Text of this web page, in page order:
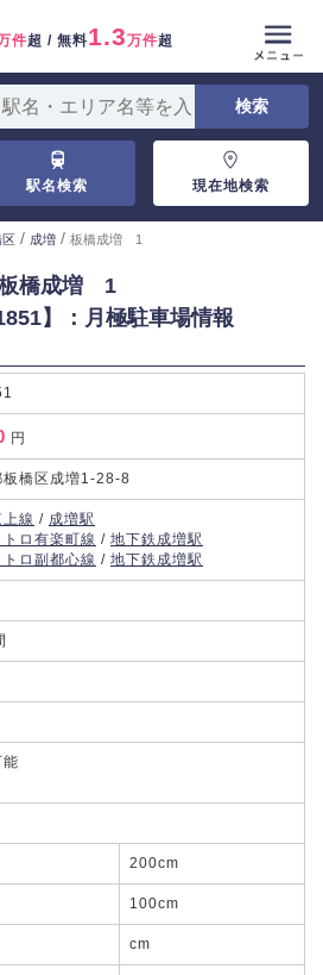
件超 / 無料1.3万件超
駅名検索 現在地検索
区 / 成増 / 板橋成増 1
橋成増 1
】：月極駐車場情報
円
板橋区成増1-28-8
線 / 成増駅
ロ有楽町線 / 地下鉄成増駅
ロ副都心線 / 地下鉄成増駅
能
200cm
100cm
cm